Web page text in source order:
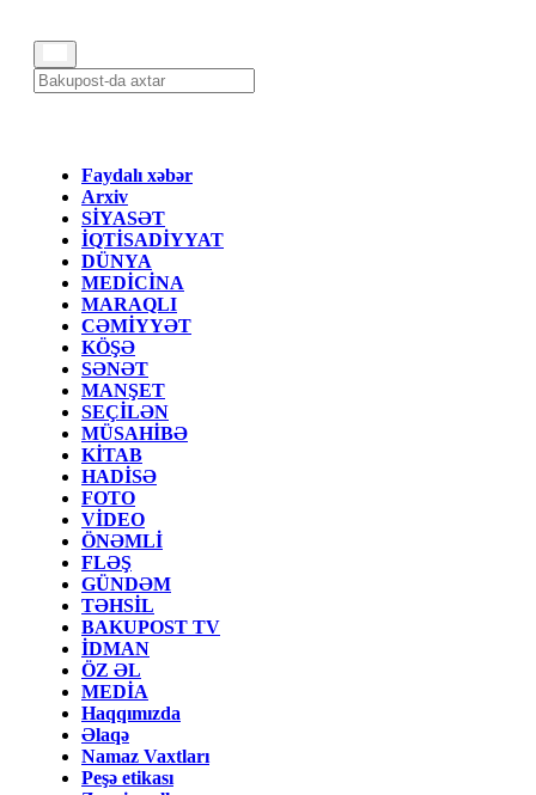
Faydalı xəbər
Arxiv
SİYASƏT
İQTİSADİYYAT
DÜNYA
MEDİCİNA
MARAQLI
CƏMİYYƏT
KÖŞƏ
SƏNƏT
MANŞET
SEÇİLƏN
MÜSAHİBƏ
KİTAB
HADİSƏ
FOTO
VİDEO
ÖNƏMLİ
FLƏŞ
GÜNDƏM
TƏHSİL
BAKUPOST TV
İDMAN
ÖZ ƏL
MEDİA
Haqqımızda
Əlaqə
Namaz Vaxtları
Peşə etikası